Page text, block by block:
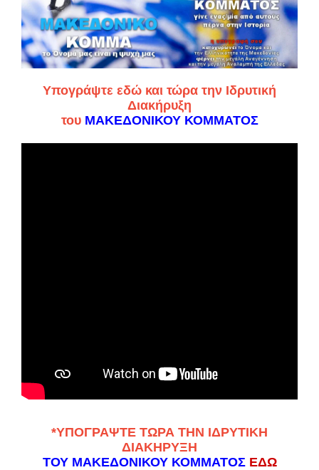
Υπογράψτε εδώ και τώρα την Ιδρυτική
Διακήρυξη
του ΜΑΚΕΔΟΝΙΚΟΥ ΚΟΜΜΑΤΟΣ
*ΥΠΟΓΡΑΨΤΕ ΤΩΡΑ ΤΗΝ ΙΔΡΥΤΙΚΗ
ΔΙΑΚΗΡΥΞΗ
ΤΟΥ ΜΑΚΕΔΟΝΙΚΟΥ ΚΟΜΜΑΤΟΣ ΕΔΩ